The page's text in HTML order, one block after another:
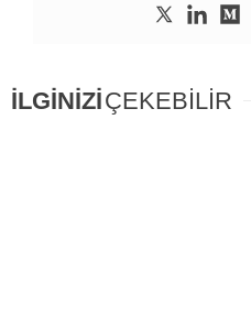
İLGİNİZİÇEKEBİLİR